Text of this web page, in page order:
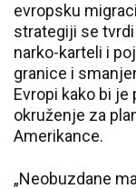
evropsku
strategiji se tvrdi
narko-karteli i
granice i
Evropi kako bi
okruženje za
Amerikance.
„Neobuzdane